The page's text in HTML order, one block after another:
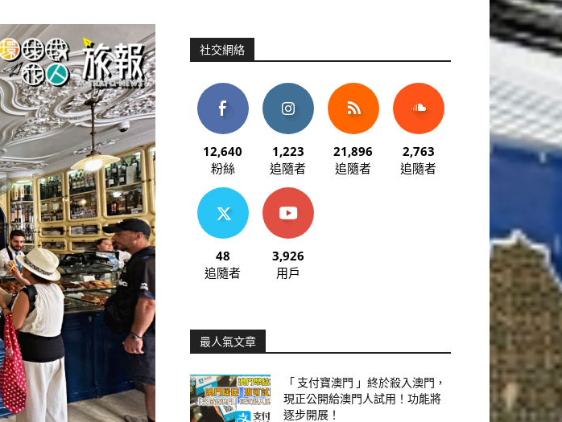
社交網絡
12,640
粉絲
1,223
追隨者
21,896
追隨者
2,763
追隨者
48
追隨者
3,926
用戶
最人氣文章
「 支付寶澳門 」終於殺入澳門，
現正公開給澳門人試用！功能將
逐步開展！